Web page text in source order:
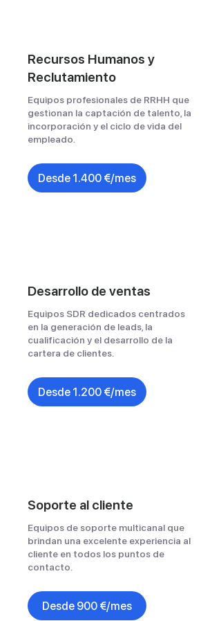
Recursos Humanos y
Reclutamiento
Equipos profesionales de RRHH que
gestionan la captación de talento, la
incorporación y el ciclo de vida del
empleado.
Desde 1.400 €/mes
Desarrollo de ventas
Equipos SDR dedicados centrados
en la generación de leads, la
cualificación y el desarrollo de la
cartera de clientes.
Desde 1.200 €/mes
Soporte al cliente
Equipos de soporte multicanal que
brindan una excelente experiencia al
cliente en todos los puntos de
contacto.
Desde 900 €/mes